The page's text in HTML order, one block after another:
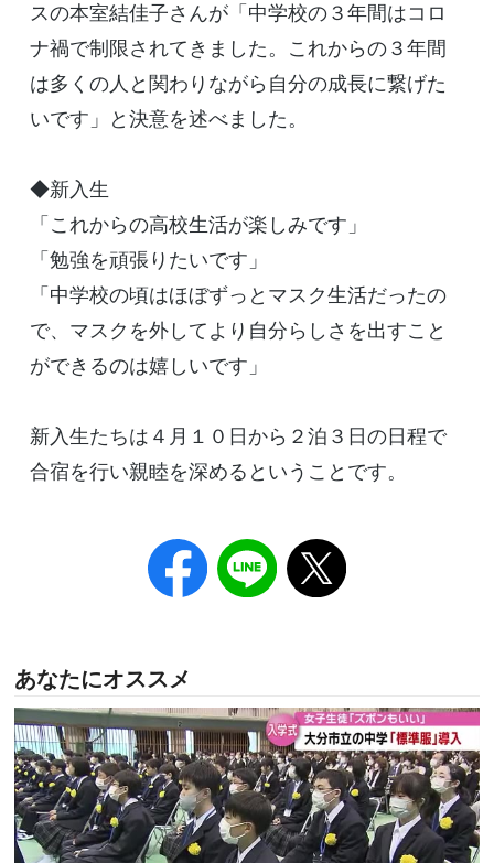
スの本室結佳子さんが「中学校の３年間はコロ
ナ禍で制限されてきました。これからの３年間
は多くの人と関わりながら自分の成長に繋げた
いです」と決意を述べました。
◆新入生
「これからの高校生活が楽しみです」
「勉強を頑張りたいです」
「中学校の頃はほぼずっとマスク生活だったの
で、マスクを外してより自分らしさを出すこと
ができるのは嬉しいです」
新入生たちは４月１０日から２泊３日の日程で
合宿を行い親睦を深めるということです。
あなたにオススメ